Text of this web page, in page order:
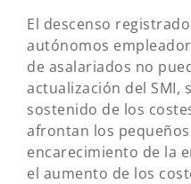
El descenso
autónomos
de asalariados no
actualización del SMI,
sostenido de los
afrontan los
encarecimiento de la
el aumento de los